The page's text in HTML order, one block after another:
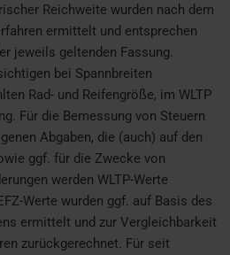
Reichweite wurden nach dem
ermittelt und entsprechen
jeweils geltenden Fassung.
bei Spannbreiten
Rad- und Reifengröße, im WLTP
Für die Bemessung von Steuern
Abgaben, die (auch) auf den
ggf. für die Zwecke von
werden WLTP-Werte
Werte wurden ggf. auf Basis des
ermittelt und zur Vergleichbarkeit
zurückgerechnet. Für seit